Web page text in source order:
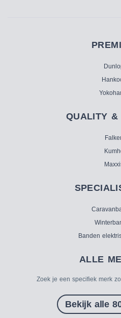
QUALITY &
Banden
ALLE
Zoek je een specifiek merk
Bekijk alle